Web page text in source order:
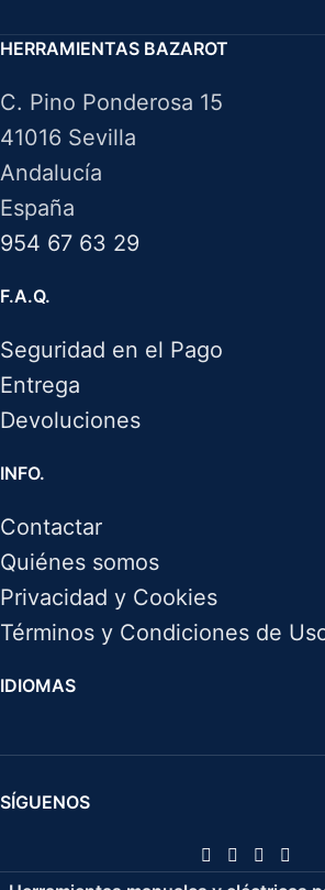
HERRAMIENTAS BAZAROT
C. Pino Ponderosa 15
41016 Sevilla
Andalucía
España
954 67 63 29
F.A.Q.
Seguridad en el Pago
Entrega
Devoluciones
INFO.
Contactar
Quiénes somos
Privacidad y Cookies
Términos y Condiciones de
IDIOMAS
SÍGUENOS